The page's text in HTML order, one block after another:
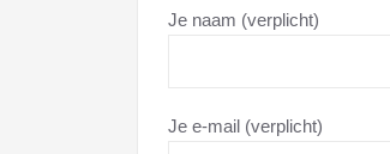
Je naam (verplicht)
Je e-mail (verplicht)